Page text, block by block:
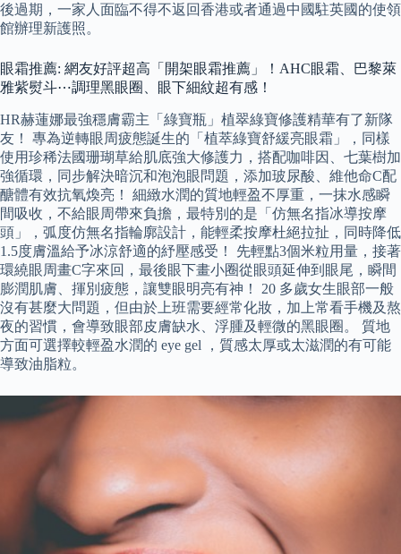
後過期，一家人面臨不得不返回香港或者通過中國駐英國的使領
館辦理新護照。
眼霜推薦: 網友好評超高「開架眼霜推薦」！AHC眼霜、巴黎萊
雅紫熨斗⋯調理黑眼圈、眼下細紋超有感！
HR赫蓮娜最強穩膚霸主「綠寶瓶」植翠綠寶修護精華有了新隊
友！ 專為逆轉眼周疲態誕生的「植萃綠寶舒緩亮眼霜」，同樣
使用珍稀法國珊瑚草給肌底強大修護力，搭配咖啡因、七葉樹加
強循環，同步解決暗沉和泡泡眼問題，添加玻尿酸、維他命C配
醣體有效抗氧煥亮！ 細緻水潤的質地輕盈不厚重，一抹水感瞬
間吸收，不給眼周帶來負擔，最特別的是「仿無名指冰導按摩
頭」，弧度仿無名指輪廓設計，能輕柔按摩杜絕拉扯，同時降低
1.5度膚溫給予冰涼舒適的紓壓感受！ 先輕點3個米粒用量，接著
環繞眼周畫C字來回，最後眼下畫小圈從眼頭延伸到眼尾，瞬間
膨潤肌膚、揮別疲態，讓雙眼明亮有神！ 20 多歲女生眼部一般
沒有甚麼大問題，但由於上班需要經常化妝，加上常看手機及熬
夜的習慣，會導致眼部皮膚缺水、浮腫及輕微的黑眼圈。 質地
方面可選擇較輕盈水潤的 eye gel ，質感太厚或太滋潤的有可能
導致油脂粒。